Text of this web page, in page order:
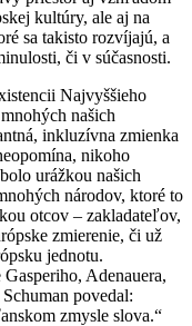
kultúry, ale aj na
sa takisto rozvíjajú, a
či v súčasnosti.
Najvyššieho
našich
inkluzívna zmienka
nikoho
urážkou našich
národov, ktoré to
otcov – zakladateľov,
zmierenie, či už
jednotu.
Adenauera,
povedal:
zmysle slova.“